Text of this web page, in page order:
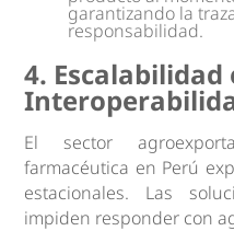
garantizando la
responsabilidad.
4. Escalabilidad
El sector
farmacéutica en Perú
estacionales. Las
impiden responder con